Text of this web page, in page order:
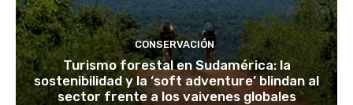
CONSERVACIÓN
Turismo forestal en Sudamérica: la
sostenibilidad y la ‘soft adventure’ blindan al
sector frente a los vaivenes globales